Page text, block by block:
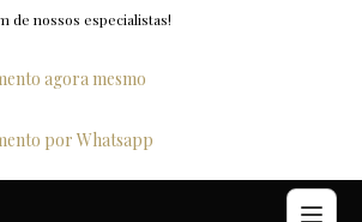
de nossos especialistas!
agora mesmo
por Whatsapp